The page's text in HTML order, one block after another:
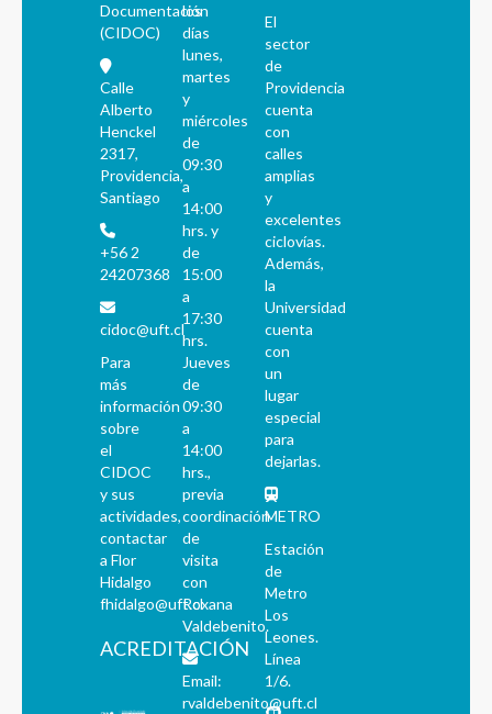
Documentación
(CIDOC)
Calle
Alberto
Henckel
2317,
Providencia,
Santiago
+56 2
24207368
cidoc@uft.cl
Para
más
información
sobre
el
CIDOC
y sus
actividades,
contactar
a Flor
Hidalgo
fhidalgo@uft.cl
ACREDITACIÓN
los
días
lunes,
martes
y
miércoles
de
09:30
a
14:00
hrs. y
de
15:00
a
17:30
hrs.
Jueves
de
09:30
a
14:00
hrs.,
previa
coordinación
de
visita
con
Roxana
Valdebenito.
Email:
rvaldebenito@uft.cl
El
sector
de
Providencia
cuenta
con
calles
amplias
y
excelentes
ciclovías.
Además,
la
Universidad
cuenta
con
un
lugar
especial
para
dejarlas.
METRO
Estación
de
Metro
Los
Leones.
Línea
1/6.